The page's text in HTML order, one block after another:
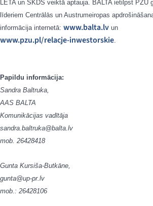
LETA un SKDS veiktā aptauja. BALTA ietilpst PZU
līderiem Centrālās un Austrumeiropas
informācija internetā: www.balta.lv un
www.pzu.pl/relacje-inwestorskie.
Papildu informācija:
Sandra Baltruka,
AAS BALTA
Komunikācijas vadītāja
sandra.baltruka@balta.lv
mob. 26428418
Gunta Kursiša-Butkāne,
gunta@up-pr.lv
mob.: 26428106